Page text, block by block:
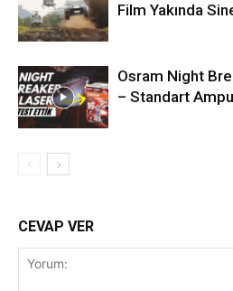
Film Yakında
Osram Night
– Standart
CEVAP VER